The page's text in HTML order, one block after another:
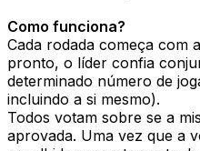
Como funciona?
Cada rodada começa com
pronto, o líder confia
determinado número de
incluindo a si mesmo).
Todos votam sobre se a
aprovada. Uma vez que a